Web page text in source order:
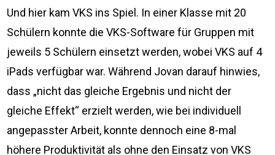
Und hier kam VKS ins Spiel. In einer Klasse mit 20
Schülern konnte die VKS-Software für Gruppen mit
jeweils 5 Schülern einsetzt werden, wobei VKS auf 4
iPads verfügbar war. Während Jovan darauf hinwies,
dass „nicht das gleiche Ergebnis und nicht der
gleiche Effekt“ erzielt werden, wie bei individuell
angepasster Arbeit, konnte dennoch eine 8-mal
höhere Produktivität als ohne den Einsatz von VKS